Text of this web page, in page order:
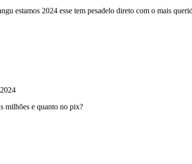
estamos 2024 esse tem pesadelo direto com o mais
milhões e quanto no pix?